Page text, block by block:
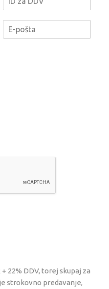
22% DDV, torej skupaj za
strokovno predavanje,